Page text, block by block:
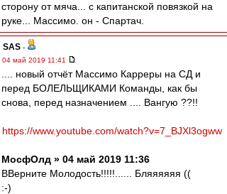
сторону от мяча... с капитанской повязкой на
руке... Массимо. он - Спартач.
SAS -
04 май 2019 11:41
.... новый отчёт Массимо Карреры на СД и
перед БОЛЕЛЬЩИКАМИ Команды, как бы
снова, перед назначением .... Вангую ??!!
https://www.youtube.com/watch?v=7_BJXl3ogww
МосфОлд » 04 май 2019 11:36
ВВерните Молодость!!!!!...... Бляяяяяя ((
:-)